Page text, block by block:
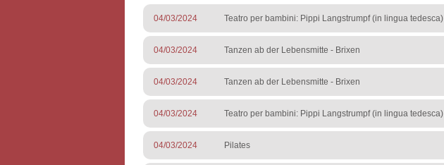
04/03/2024 Teatro per bambini: Pippi Langstrumpf (in lingua tedesca)
04/03/2024 Tanzen ab der Lebensmitte - Brixen
04/03/2024 Tanzen ab der Lebensmitte - Brixen
04/03/2024 Teatro per bambini: Pippi Langstrumpf (in lingua tedesca)
04/03/2024 Pilates